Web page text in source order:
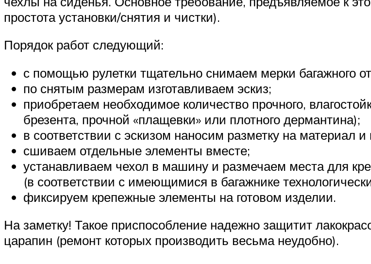
простота установки/снятия и чистки).
Порядок работ следующий:
с помощью рулетки тщательно снимаем мерки багажного
по снятым размерам изготавливаем эскиз;
приобретаем необходимое количество прочного,
брезента, прочной «плащевки» или плотного дермантина);
в соответствии с эскизом наносим разметку на материал и
сшиваем отдельные элементы вместе;
устанавливаем чехол в машину и размечаем места для
(в соответствии с имеющимися в багажнике
фиксируем крепежные элементы на готовом изделии.
На заметку! Такое приспособление надежно защитит
царапин (ремонт которых производить весьма неудобно).